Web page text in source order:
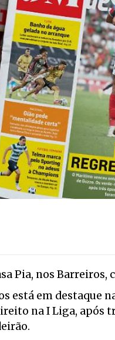
Pia, nos Barreiros,
está em destaque
na I Liga, após